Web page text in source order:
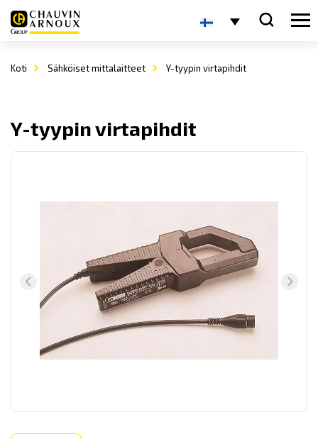
Koti Sähköiset mittalaitteet Y-tyypin virtapihdit
Y-tyypin virtapihdit